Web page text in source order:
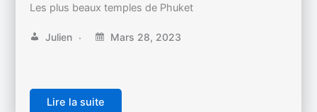
Les plus beaux temples de Phuket
Julien Mars 28, 2023
Lire la suite